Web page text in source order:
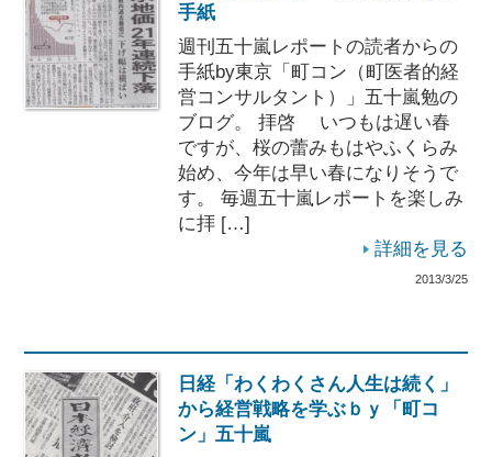
手紙
週刊五十嵐レポートの読者からの
手紙by東京「町コン（町医者的経
営コンサルタント）」五十嵐勉の
ブログ。 拝啓 いつもは遅い春
ですが、桜の蕾みもはやふくらみ
始め、今年は早い春になりそうで
す。 毎週五十嵐レポートを楽しみ
に拝 […]
詳細を見る
2013/3/25
日経「わくわくさん人生は続く」
から経営戦略を学ぶｂｙ「町コ
ン」五十嵐